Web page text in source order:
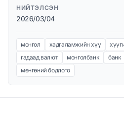
НИЙТЭЛСЭН
2026/03/04
монгол хадгаламжийн хүү
гадаад валют
монголбанк банк
мөнгөний бодлого